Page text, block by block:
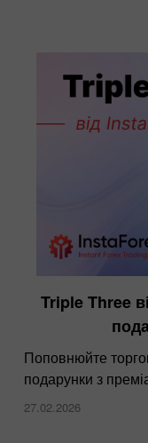
Triple Three
Поповнюйте
подарунки з
27.02.2026